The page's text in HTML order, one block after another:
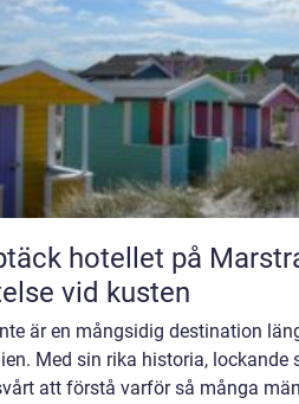
hotellet på
vid kusten
är en mångsidig destination
Med sin rika historia, lockande
att förstå varför så många